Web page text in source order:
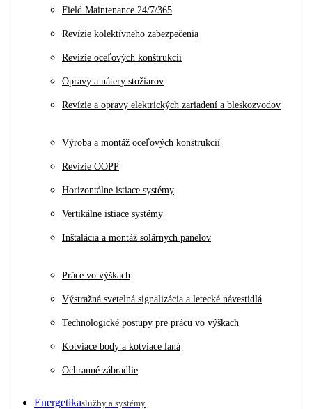
Field Maintenance 24/7/365
Revízie kolektívneho zabezpečenia
Revízie oceľových konštrukcií
Opravy a nátery stožiarov
Revízie a opravy elektrických zariadení a bleskozvodov
Výroba a montáž oceľových konštrukcií
Revízie OOPP
Horizontálne istiace systémy
Vertikálne istiace systémy
Inštalácia a montáž solárnych panelov
Práce vo výškach
Výstražná svetelná signalizácia a letecké návestidlá
Technologické postupy pre prácu vo výškach
Kotviace body a kotviace laná
Ochranné zábradlie
Energetikaslužby a systémy